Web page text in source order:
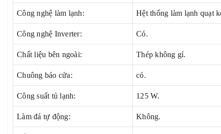
Công nghệ làm lạnh: Hệt thống làm lạnh quạt
Công nghệ Inverter: Có.
Chất liệu bên ngoài: Thép không gỉ.
Chuông báo cửa: có.
Công suất tủ lạnh: 125 W.
Làm đá tự động: Không.